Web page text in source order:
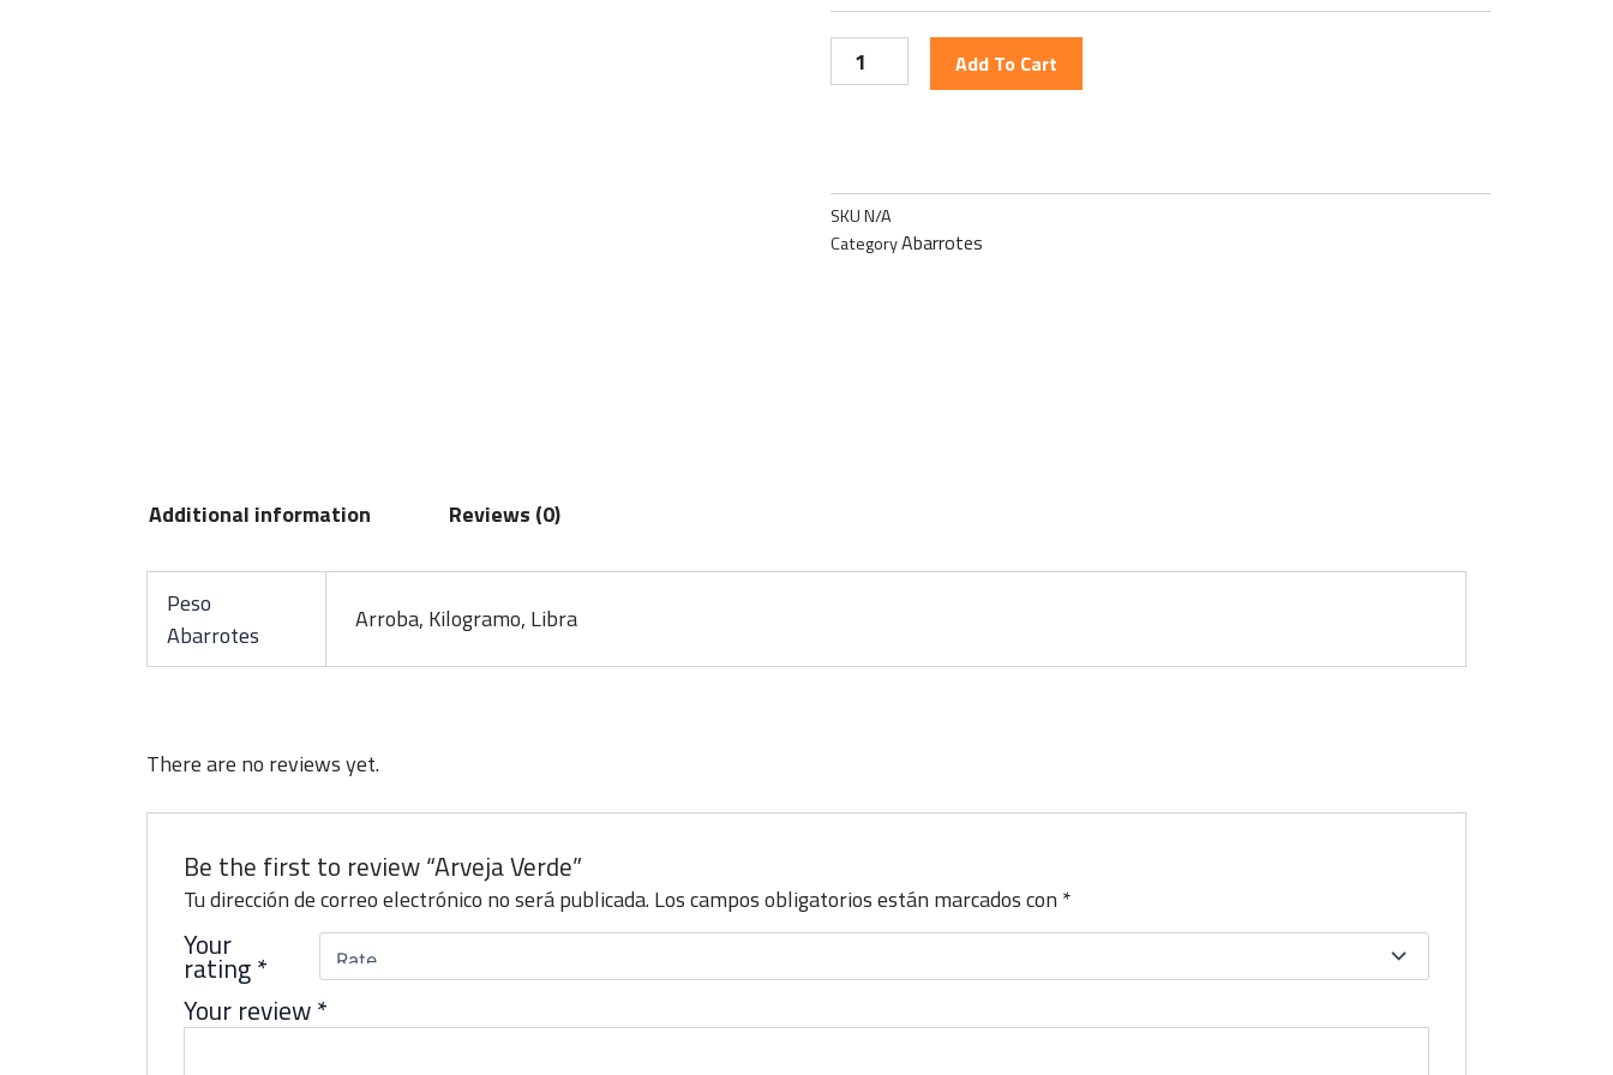
g
h
t
Add To Cart
SKUN/A
CategoryAbarrotes
Additional information Reviews (0)
Peso
Abarrotes
Arroba, Kilogramo, Libra
There are no reviews yet.
Be the first to review “Arveja Verde”
Tu dirección de correo electrónico no será publicada.Los campos obligatorios están marcados con *
Your
rating*
Your review*